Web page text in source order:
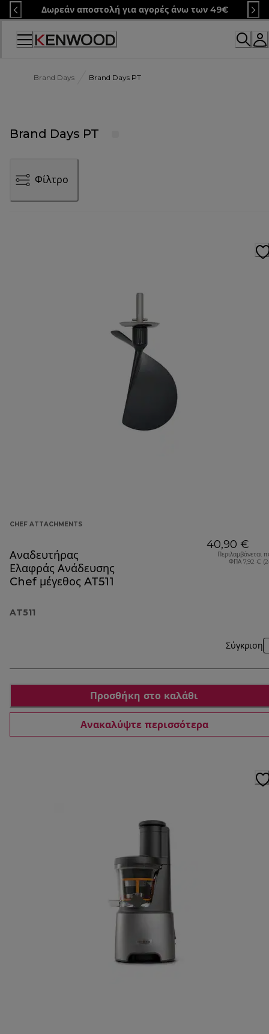
Skip
to
Content
Δωρεάν αποστολή για αγορές άνω των 49€
Brand Days Brand Days PT
Brand Days PT
Φίλτρο
CHEF ATTACHMENTS
Αναδευτήρας
Ελαφράς Ανάδευσης
Chef μέγεθος AT511
AT511
40,90 €
Περιλαμβάνεται
ΦΠΑ 7,92 €
Σύγκριση
Προσθήκη στο καλάθι
Ανακαλύψτε περισσότερα